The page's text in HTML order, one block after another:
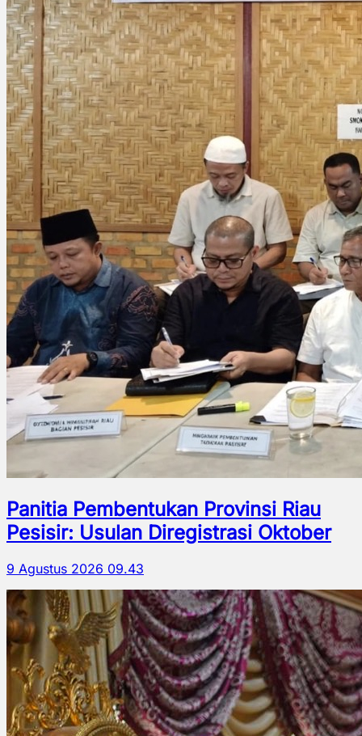
Panitia Pembentukan Provinsi Riau
Pesisir: Usulan Diregistrasi Oktober
9 Agustus 2026 09.43